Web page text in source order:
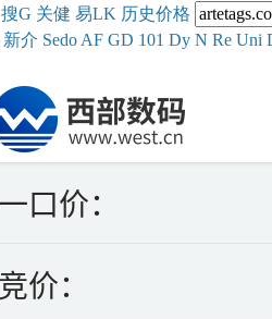
搜G 关健 易LK 历史价格
新介 Sedo AF GD 101 Dy N Re Uni